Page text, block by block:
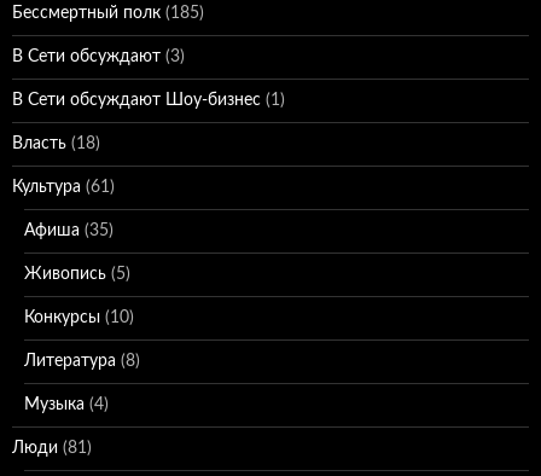
Бессмертный полк (185)
В Сети обсуждают (3)
В Сети обсуждают Шоу-бизнес (1)
Власть (18)
Культура (61)
Афиша (35)
Живопись (5)
Конкурсы (10)
Литература (8)
Музыка (4)
Люди (81)